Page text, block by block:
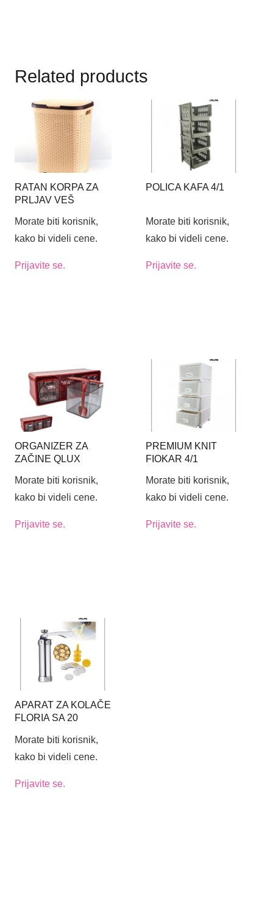
Related products
RATAN KORPA ZA
PRLJAV VEŠ
Morate biti korisnik,
kako bi videli cene.
Prijavite se.
POLICA KAFA 4/1
Morate biti korisnik,
kako bi videli cene.
Prijavite se.
ORGANIZER ZA
ZAČINE QLUX
Morate biti korisnik,
kako bi videli cene.
Prijavite se.
PREMIUM KNIT
FIOKAR 4/1
Morate biti korisnik,
kako bi videli cene.
Prijavite se.
APARAT ZA KOLAČE
FLORIA SA 20
ŠABLONA I 4 ŠPRIC
NASTAVKA!
Morate biti korisnik,
kako bi videli cene.
Prijavite se.